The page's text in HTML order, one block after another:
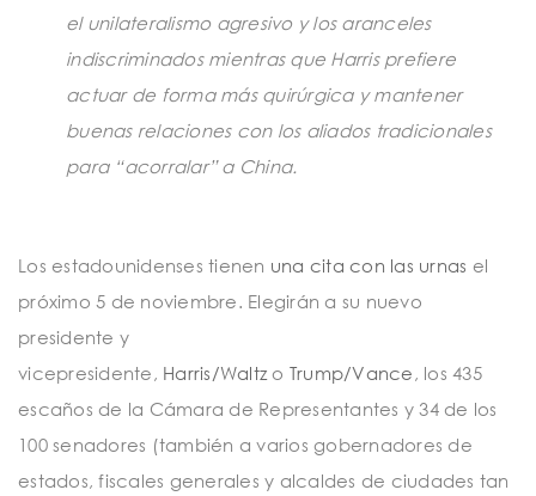
el unilateralismo agresivo y los aranceles
indiscriminados mientras que Harris prefiere
actuar de forma más quirúrgica y mantener
buenas relaciones con los aliados tradicionales
para “acorralar” a China.
Los estadounidenses tienen una cita con las urnas el
próximo 5 de noviembre. Elegirán a su nuevo
presidente y
vicepresidente, Harris/Waltz o Trump/Vance , los 435
escaños de la Cámara de Representantes y 34 de los
100 senadores (también a varios gobernadores de
estados, fiscales generales y alcaldes de ciudades tan